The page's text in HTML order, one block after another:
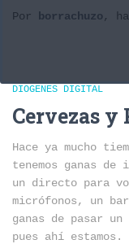
Por
borrachuzo ,
DIOGENES DIGITAL
Cervezas y
Hace ya mucho
tenemos ganas
un directo para
micrófonos, un
ganas de pasar
pues ahí estamos.